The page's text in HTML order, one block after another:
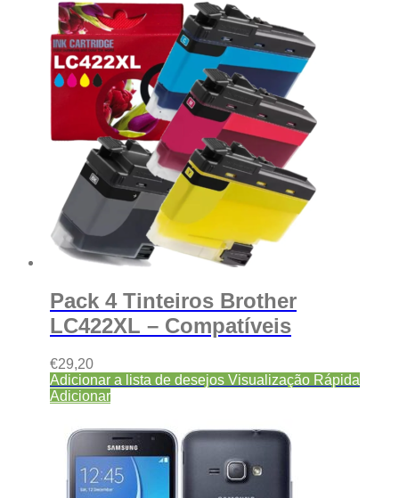
Pack 4 Tinteiros Brother
LC422XL – Compatíveis
€29,20
Adicionar a lista de desejos Visualização Rápida
Adicionar